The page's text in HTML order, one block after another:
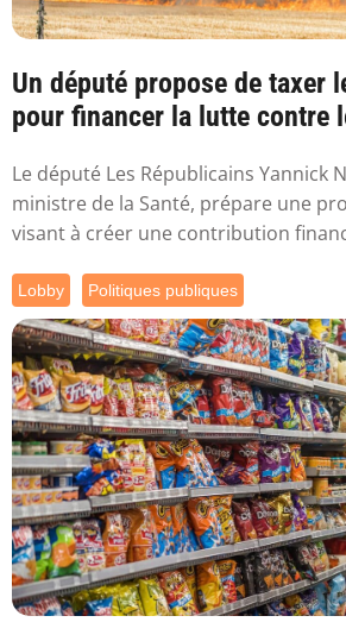
Un député propose de taxer
pour financer la lutte contre
Le député Les Républicains Yannick
ministre de la Santé, prépare une
visant à créer une contribution
Lobby Politiques publiques